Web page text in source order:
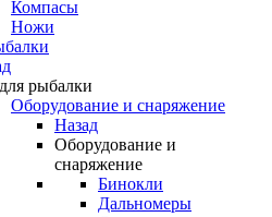
Компасы
Ножи
рыбалки
Оборудование и снаряжение
Назад
Оборудование и
снаряжение
Бинокли
Дальномеры